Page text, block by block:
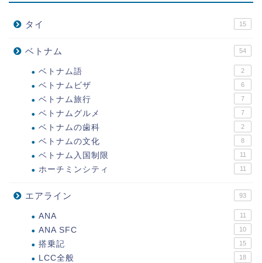
タイ 15
ベトナム 54
ベトナム語 2
ベトナムビザ 6
ベトナム旅行 7
ベトナムグルメ 7
ベトナムの歯科 2
ベトナムの文化 8
ベトナム入国制限 11
ホーチミンシティ 11
エアライン 93
ANA 11
ANA SFC 10
搭乗記 15
LCC全般 18